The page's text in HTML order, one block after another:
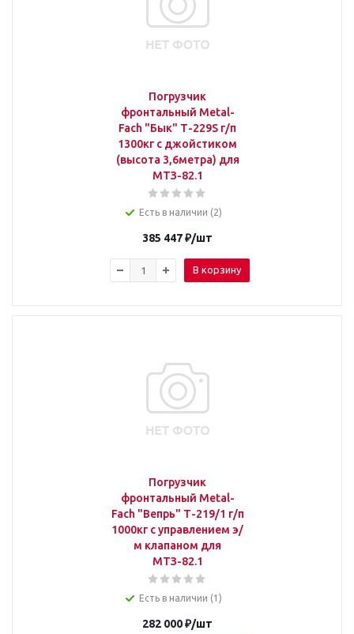
Погрузчик
фронтальный Metal-
Fach "Бык" Т-229S г/п
1300кг с джойстиком
(высота 3,6метра) для
МТЗ-82.1
Есть в наличии (2)
385 447₽/шт
В корзину
Погрузчик
фронтальный Metal-
Fach "Вепрь" Т-219/1 г/п
1000кг с управлением э/
м клапаном для
МТЗ-82.1
Есть в наличии (1)
282 000₽/шт